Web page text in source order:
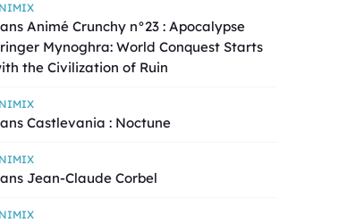
Animé Crunchy n°23 : Apocalypse
Mynoghra: World Conquest Starts
the Civilization of Ruin
Castlevania : Noctune
Jean-Claude Corbel